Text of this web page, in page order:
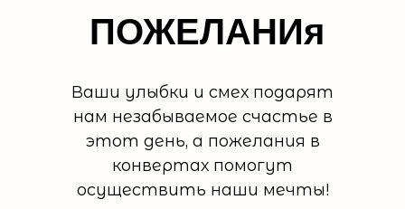
ПОЖЕЛАНИя
Ваши улыбки и смех подарят
нам незабываемое счастье в
этот день, а пожелания в
конвертах помогут
осуществить наши мечты!